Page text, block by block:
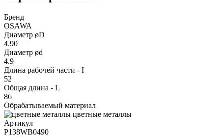
Бренд
OSAWA
Диаметр øD
4.90
Диаметр ød
4.9
Длина рабочей части - I
52
Общая длина - L
86
Обрабатываемый материал
цветные металлы
Артикул
P138WB0490